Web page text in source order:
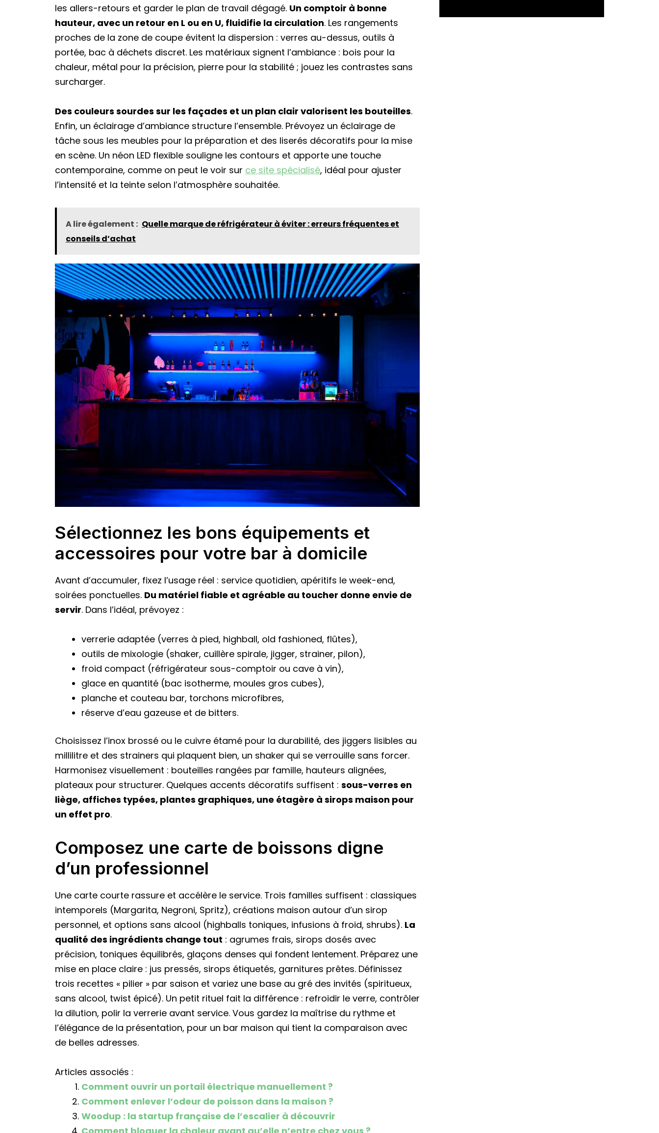
les allers-retours et garder le plan de travail dégagé. Un comptoir à bonne
hauteur, avec un retour en L ou en U, fluidifie la circulation. Les rangements
proches de la zone de coupe évitent la dispersion : verres au-dessus, outils à
portée, bac à déchets discret. Les matériaux signent l’ambiance : bois pour la
chaleur, métal pour la précision, pierre pour la stabilité ; jouez les contrastes sans
surcharger.
Des couleurs sourdes sur les façades et un plan clair valorisent les bouteilles.
Enfin, un éclairage d’ambiance structure l’ensemble. Prévoyez un éclairage de
tâche sous les meubles pour la préparation et des liserés décoratifs pour la mise
en scène. Un néon LED flexible souligne les contours et apporte une touche
contemporaine, comme on peut le voir sur ce site spécialisé, idéal pour ajuster
l’intensité et la teinte selon l’atmosphère souhaitée.
A lire également : Quelle marque de réfrigérateur à éviter : erreurs fréquentes et
conseils d’achat
Sélectionnez les bons équipements et
accessoires pour votre bar à domicile
Avant d’accumuler, fixez l’usage réel : service quotidien, apéritifs le week-end,
soirées ponctuelles. Du matériel fiable et agréable au toucher donne envie de
servir. Dans l’idéal, prévoyez :
verrerie adaptée (verres à pied, highball, old fashioned, flûtes),
outils de mixologie (shaker, cuillère spirale, jigger, strainer, pilon),
froid compact (réfrigérateur sous-comptoir ou cave à vin),
glace en quantité (bac isotherme, moules gros cubes),
planche et couteau bar, torchons microfibres,
réserve d’eau gazeuse et de bitters.
Choisissez l’inox brossé ou le cuivre étamé pour la durabilité, des jiggers lisibles au
millilitre et des strainers qui plaquent bien, un shaker qui se verrouille sans forcer.
Harmonisez visuellement : bouteilles rangées par famille, hauteurs alignées,
plateaux pour structurer. Quelques accents décoratifs suffisent : sous-verres en
liège, affiches typées, plantes graphiques, une étagère à sirops maison pour
un effet pro.
Composez une carte de boissons digne
d’un professionnel
Une carte courte rassure et accélère le service. Trois familles suffisent : classiques
intemporels (Margarita, Negroni, Spritz), créations maison autour d’un sirop
personnel, et options sans alcool (highballs toniques, infusions à froid, shrubs). La
qualité des ingrédients change tout : agrumes frais, sirops dosés avec
précision, toniques équilibrés, glaçons denses qui fondent lentement. Préparez une
mise en place claire : jus pressés, sirops étiquetés, garnitures prêtes. Définissez
trois recettes « pilier » par saison et variez une base au gré des invités (spiritueux,
sans alcool, twist épicé). Un petit rituel fait la différence : refroidir le verre, contrôler
la dilution, polir la verrerie avant service. Vous gardez la maîtrise du rythme et
l’élégance de la présentation, pour un bar maison qui tient la comparaison avec
de belles adresses.
Articles associés :
Comment ouvrir un portail électrique manuellement ?
Comment enlever l’odeur de poisson dans la maison ?
Woodup : la startup française de l’escalier à découvrir